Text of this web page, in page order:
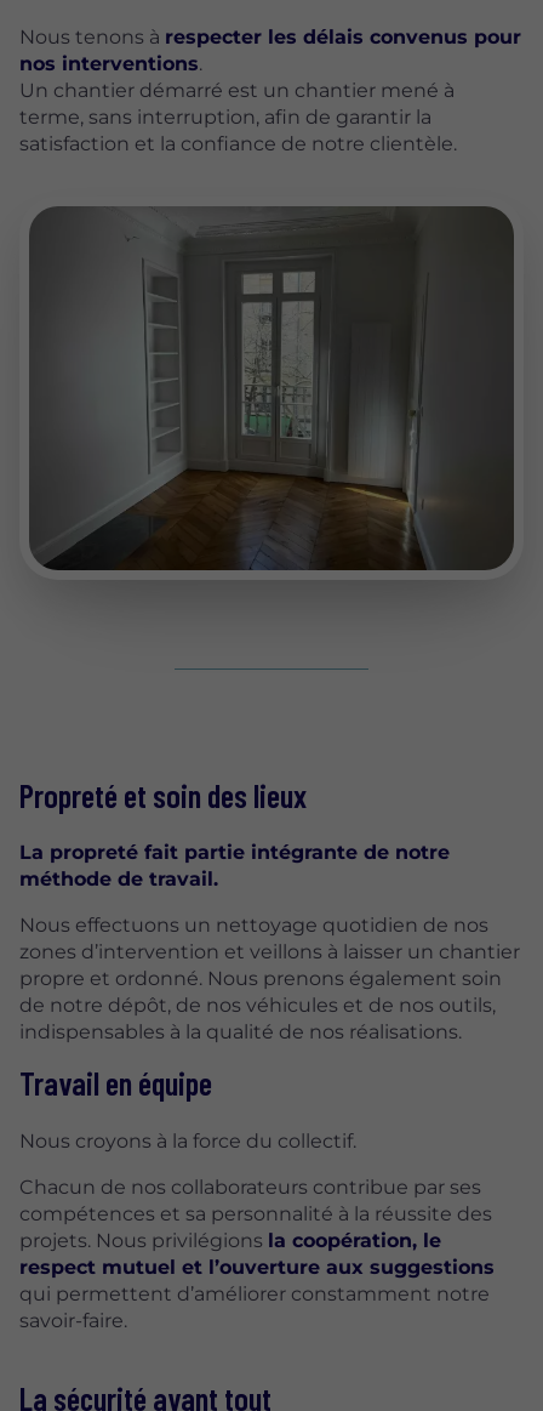
Nous tenons à respecter les délais convenus pour
nos interventions.
Un chantier démarré est un chantier mené à
terme, sans interruption, afin de garantir la
satisfaction et la confiance de notre clientèle.
Propreté et soin des lieux
La propreté fait partie intégrante de notre
méthode de travail.
Nous effectuons un nettoyage quotidien de nos
zones d’intervention et veillons à laisser un chantier
propre et ordonné. Nous prenons également soin
de notre dépôt, de nos véhicules et de nos outils,
indispensables à la qualité de nos réalisations.
Travail en équipe
Nous croyons à la force du collectif.
Chacun de nos collaborateurs contribue par ses
compétences et sa personnalité à la réussite des
projets. Nous privilégions la coopération, le
respect mutuel et l’ouverture aux suggestions
qui permettent d’améliorer constamment notre
savoir-faire.
La sécurité avant tout